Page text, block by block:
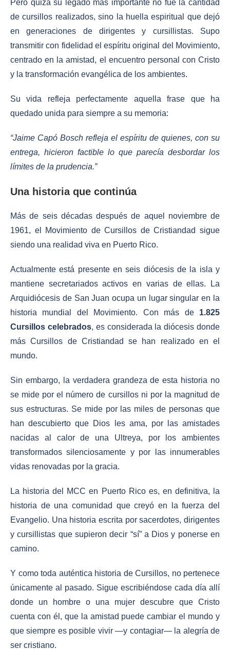
Pero quizá su legado más importante no fue la cantidad
de cursillos realizados, sino la huella espiritual que dejó
en generaciones de dirigentes y cursillistas. Supo
transmitir con fidelidad el espíritu original del Movimiento,
centrado en la amistad, el encuentro personal con Cristo
y la transformación evangélica de los ambientes.
Su vida refleja perfectamente aquella frase que ha
quedado unida para siempre a su memoria:
“Jaime Capó Bosch refleja el espíritu de quienes, con su
entrega, hicieron factible lo que parecía desbordar los
límites de la prudencia.”
Una historia que continúa
Más de seis décadas después de aquel noviembre de
1961, el Movimiento de Cursillos de Cristiandad sigue
siendo una realidad viva en Puerto Rico.
Actualmente está presente en seis diócesis de la isla y
mantiene secretariados activos en varias de ellas. La
Arquidiócesis de San Juan ocupa un lugar singular en la
historia mundial del Movimiento. Con más de 1.825
Cursillos celebrados, es considerada la diócesis donde
más Cursillos de Cristiandad se han realizado en el
mundo.
Sin embargo, la verdadera grandeza de esta historia no
se mide por el número de cursillos ni por la magnitud de
sus estructuras. Se mide por las miles de personas que
han descubierto que Dios les ama, por las amistades
nacidas al calor de una Ultreya, por los ambientes
transformados silenciosamente y por las innumerables
vidas renovadas por la gracia.
La historia del MCC en Puerto Rico es, en definitiva, la
historia de una comunidad que creyó en la fuerza del
Evangelio. Una historia escrita por sacerdotes, dirigentes
y cursillistas que supieron decir “sí” a Dios y ponerse en
camino.
Y como toda auténtica historia de Cursillos, no pertenece
únicamente al pasado. Sigue escribiéndose cada día allí
donde un hombre o una mujer descubre que Cristo
cuenta con él, que la amistad puede cambiar el mundo y
que siempre es posible vivir —y contagiar— la alegría de
ser cristiano.